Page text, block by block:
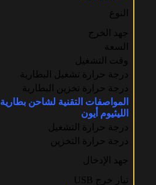
النوع
جهد الخرج
السعة
وقت التشغيل
درجة حرارة تشغيل البطارية
درجة حرارة تخزين البطارية
المواصفات التقنية لشاحن بطارية
الليثيوم أيون
درجة حرارة التشغيل
درجة حرارة التخزين
جهد الإدخال
تيار خرج USB